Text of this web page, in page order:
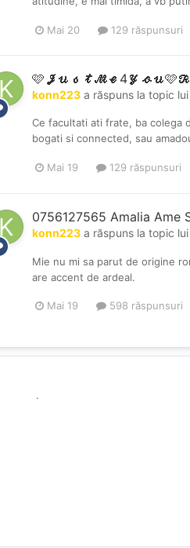
Mai 20 129 răspunsuri
konn223 a răspuns la topic lui
Ce facultati ati frate, ba colega
bogati si connected, sau
Mai 19 129 răspunsuri
0756127565 Amalia Ame
konn223 a răspuns la topic lui
Mie nu mi sa parut de origine
are accent de ardeal.
Mai 19 598 răspunsuri
.